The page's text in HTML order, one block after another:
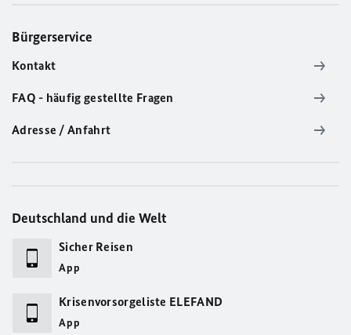
Bürgerservice
Kontakt
FAQ - häufig gestellte Fragen
Adresse / Anfahrt
Deutschland und die Welt
Sicher Reisen
App
Krisenvorsorgeliste ELEFAND
App